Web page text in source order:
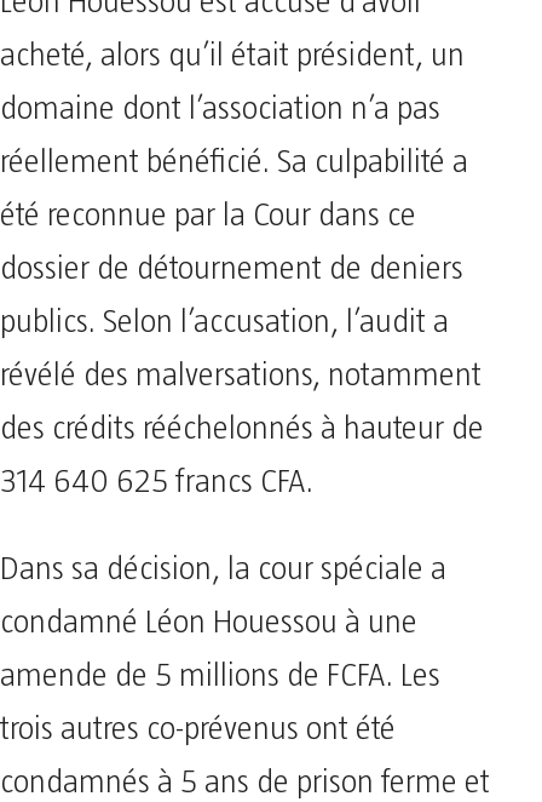
acheté, alors qu’il était président, un
domaine dont l’association n’a pas
réellement bénéficié. Sa culpabilité a
été reconnue par la Cour dans ce
dossier de détournement de deniers
publics. Selon l’accusation, l’audit a
révélé des malversations, notamment
des crédits rééchelonnés à hauteur de
314 640 625 francs CFA.
Dans sa décision, la cour spéciale a
condamné Léon Houessou à une
amende de 5 millions de FCFA. Les
trois autres co-prévenus ont été
condamnés à 5 ans de prison ferme et